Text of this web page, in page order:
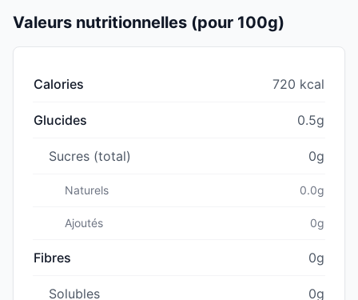
Valeurs nutritionnelles (pour 100g)
Calories 720 kcal
Glucides 0.5g
Sucres (total) 0g
Naturels 0.0g
Ajoutés 0g
Fibres 0g
Solubles 0g